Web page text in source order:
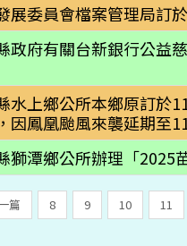
展委員會檔案管理局訂
政府有關台新銀行公益
水上鄉公所本鄉原訂於
因鳳凰颱風來襲延期至
獅潭鄉公所辦理「2025
篇 8 9 10 11